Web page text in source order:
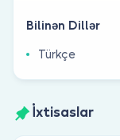
Bilinən Dillər
Türkçe
İxtisaslar